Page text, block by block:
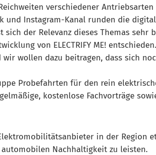
verschiedener
und Instagram-Kanal runden die
der Relevanz dieses Themas sehr
von ELECTRIFY ME!
wollen dazu beitragen, dass sich
Probefahrten für den rein
kostenlose Fachvorträge
Elektromobilitätsanbieter in der
Nachhaltigkeit zu leisten.